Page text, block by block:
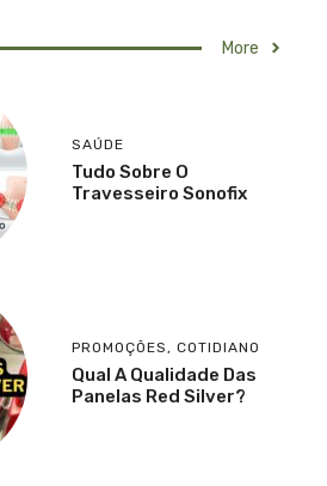
More
SAÚDE
Tudo Sobre O
Travesseiro Sonofix
PROMOÇÕES, COTIDIANO
Qual A Qualidade Das
Panelas Red Silver?